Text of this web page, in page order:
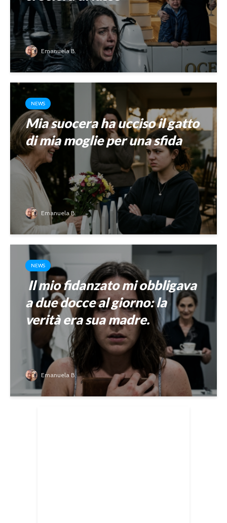
Emanuela B.
NEWS
Mia suocera ha ucciso il gatto
di mia moglie per una sfida
Emanuela B.
NEWS
Il mio fidanzato mi obbligava
a due docce al giorno: la
verità era sua madre.
Emanuela B.